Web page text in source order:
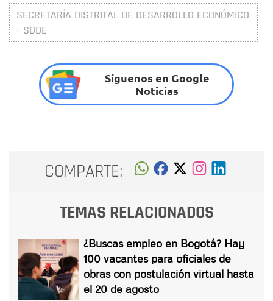
SECRETARÍA DISTRITAL DE DESARROLLO ECONÓMICO
- SDDE
Síguenos en Google
Noticias
COMPARTE:
TEMAS RELACIONADOS
¿Buscas empleo en Bogotá? Hay
100 vacantes para oficiales de
obras con postulación virtual hasta
el 20 de agosto